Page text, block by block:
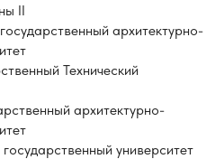
II
архитектурно-
Технический
архитектурно-
университет